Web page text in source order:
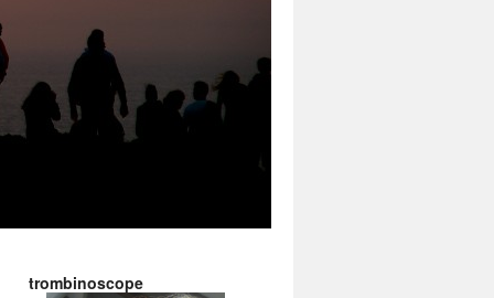
trombinoscope